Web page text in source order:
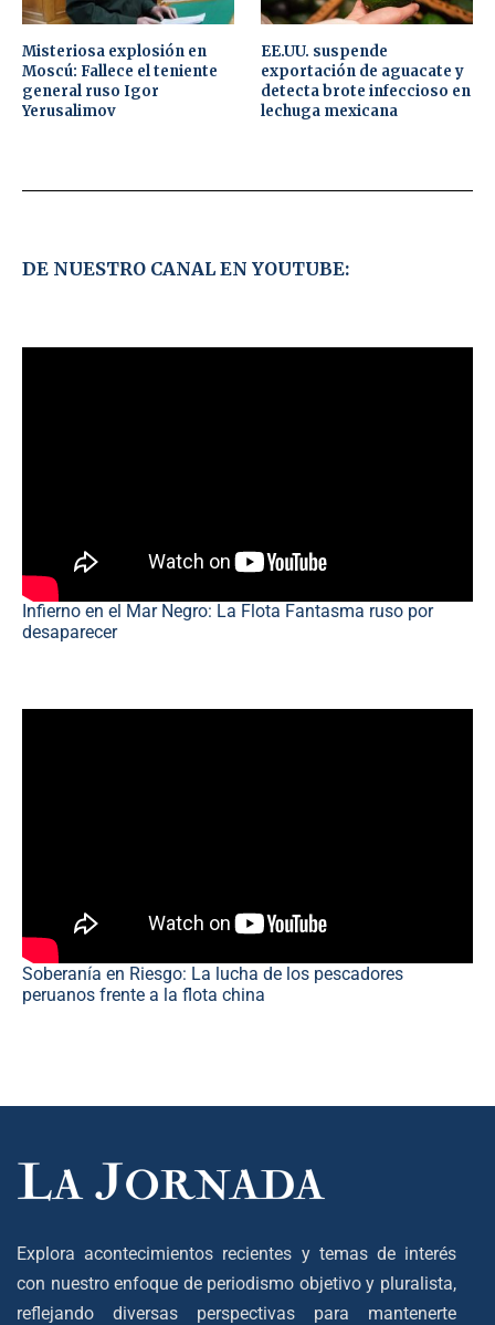
Misteriosa explosión en
Moscú: Fallece el teniente
general ruso Igor
Yerusalimov
EE.UU. suspende
exportación de aguacate y
detecta brote infeccioso en
lechuga mexicana
DE NUESTRO CANAL EN YOUTUBE:
Infierno en el Mar Negro: La Flota Fantasma ruso por
desaparecer
Soberanía en Riesgo: La lucha de los pescadores
peruanos frente a la flota china
Explora acontecimientos recientes y temas de interés
con nuestro enfoque de periodismo objetivo y pluralista,
reflejando diversas perspectivas para mantenerte